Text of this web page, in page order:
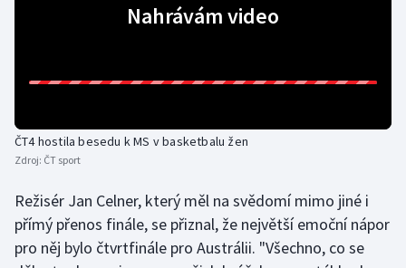
Plážový volejbal
Rychlostní kanoistika
Short track
Sportovní střelba
Nahrávám video
ČT4 hostila besedu k MS v basketbalu žen
Zdroj: ČT sport
Režisér Jan Celner, který měl na svědomí mimo jiné i
přímý přenos finále, se přiznal, že největší emoční nápor
pro něj bylo čtvrtfinále pro Austrálii. "Všechno, co se